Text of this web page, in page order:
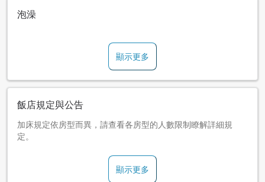
泡澡
顯示更多
飯店規定與公告
加床規定依房型而異，請查看各房型的人數限制瞭解詳細規
定。
顯示更多